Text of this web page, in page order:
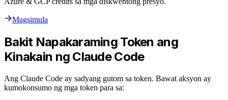
Magsimula
Bakit Napakaraming Token ang
Kinakain ng Claude Code
Ang Claude Code ay sadyang gutom sa token. Bawat aksyon ay
kumokonsumo ng mga token para sa: